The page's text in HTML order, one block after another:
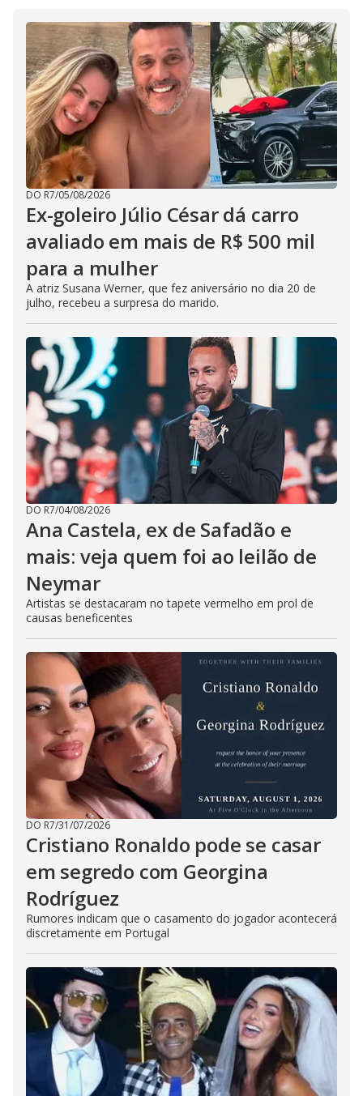
DO R7/05/08/2026
Ex-goleiro Júlio César dá carro
avaliado em mais de R$ 500 mil
para a mulher
A atriz Susana Werner, que fez aniversário no dia 20 de
julho, recebeu a surpresa do marido.
DO R7/04/08/2026
Ana Castela, ex de Safadão e
mais: veja quem foi ao leilão de
Neymar
Artistas se destacaram no tapete vermelho em prol de
causas beneficentes
DO R7/31/07/2026
Cristiano Ronaldo pode se casar
em segredo com Georgina
Rodríguez
Rumores indicam que o casamento do jogador acontecerá
discretamente em Portugal